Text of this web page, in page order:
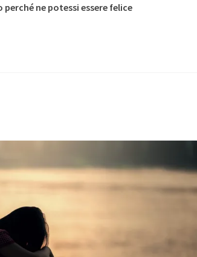
ne potessi essere felice